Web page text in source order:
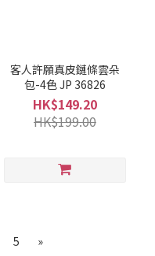
客人許願真皮鏈條雲朵
包-4色 JP 36826
HK$149.20
HK$199.00
5 »